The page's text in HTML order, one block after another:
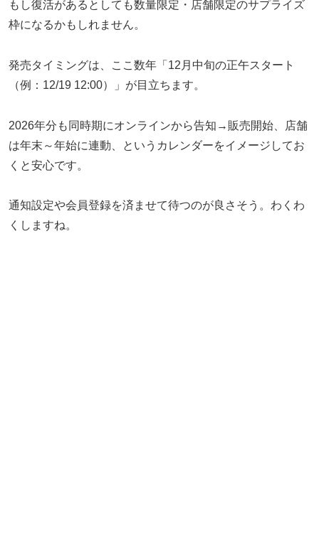
もし復活があるとしても数量限定・店舗限定のサプライズ
枠になるかもしれません。
発売タイミングは、ここ数年「12月中旬の正午スタート
（例：12/19 12:00）」が目立ちます。
2026年分も同時期にオンラインから告知→販売開始、店舗
は年末～年始に連動、というカレンダーをイメージしてお
くと安心です。
通知設定や会員登録を済ませて待つのが良さそう。わくわ
くしますね。